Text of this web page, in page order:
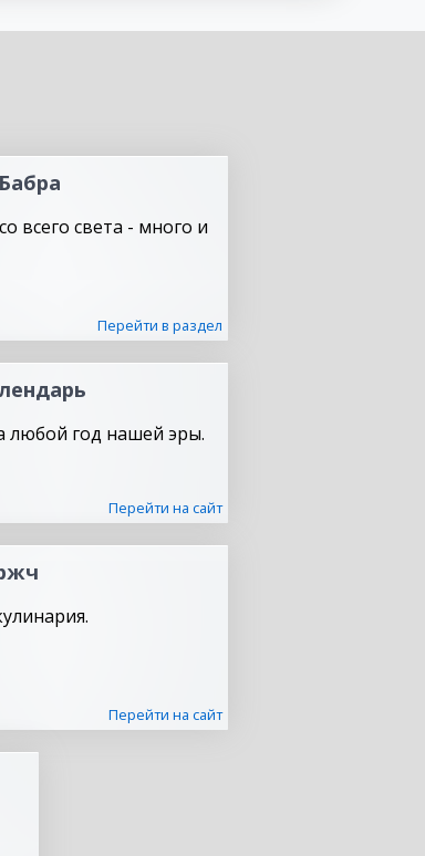
всего света - много и
Перейти в раздел
любой год нашей эры.
Перейти на сайт
Перейти на сайт